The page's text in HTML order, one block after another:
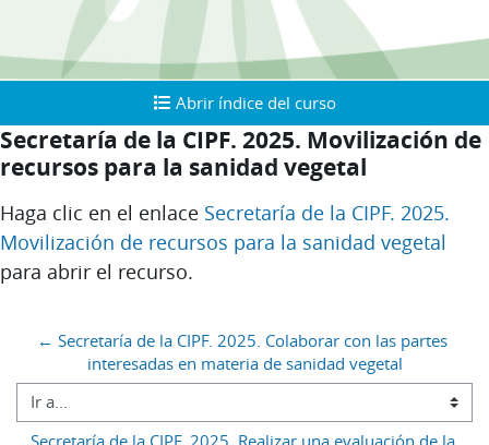
Abrir índice del curso
Abrir índice del curso
Secretaría de la CIPF. 2025. Movilización de
recursos para la sanidad vegetal
Requisitos de finalización
Haga clic en el enlace Secretaría de la CIPF. 2025.
Movilización de recursos para la sanidad vegetal
para abrir el recurso.
← Secretaría de la CIPF. 2025. Colaborar con las partes
interesadas en materia de sanidad vegetal
Ir a...
Secretaría de la CIPF. 2025. Realizar una evaluación de la